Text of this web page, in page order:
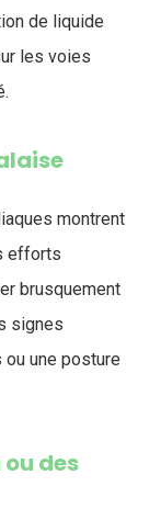
de liquide
les voies
montrent
efforts
brusquement
signes
une posture
des